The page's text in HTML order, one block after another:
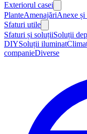
Exteriorul casei
PlanteAmenajăriAnexe și
Sfaturi utile
Sfaturi și soluțiiSoluții
DIYSoluții iluminat
companieDiverse